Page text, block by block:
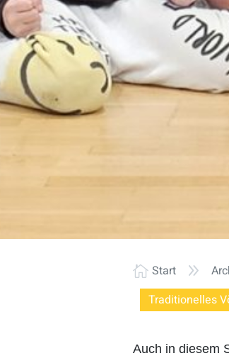
 Start 9
Traditionelles
Auch in diesem